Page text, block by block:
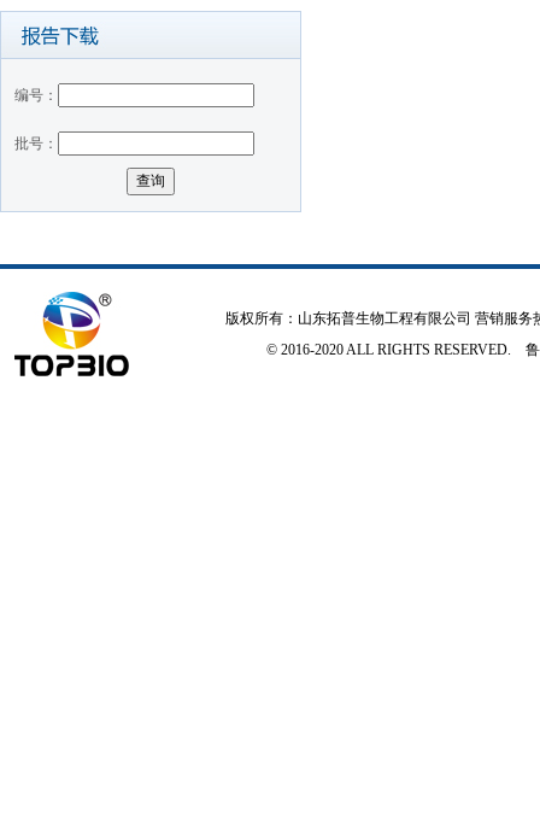
编号：
批号：
版权所有：山东拓普生物工程有限公司 营销服务
© 2016-2020 ALL RIGHTS RESERVED.